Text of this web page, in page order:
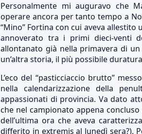
Personalmente mi auguravo che
operare ancora per tanto tempo a
“Mino” Fortina con cui aveva
annoverato tra i primi dieci-venti
allontanato già nella primavera di
un’altra storia, il più possibile
L’eco del “pasticciaccio brutto”
nella calendarizzazione della
appassionati di provincia. Va dato
che nel campionato appena
dell’ultima ora che aveva
differito in extremis al lunedì sera?).